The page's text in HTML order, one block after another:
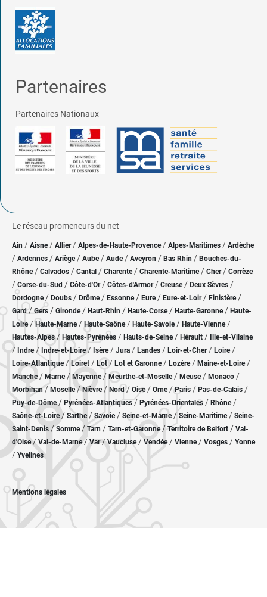
Partenaires
Partenaires Nationaux
Le réseau promeneurs du net
Ain / Aisne/ Allier/ Alpes-de-Haute-Provence / Alpes-Maritimes / Ardèche
/ Ardennes / Ariège/ Aube/ Aude / Aveyron / Bas Rhin / Bouches-du-
Rhône/ Calvados / Cantal / Charente / Charente-Maritime/ Cher / Corrèze
/ Corse-du-Sud / Côte-d'Or / Côtes-d'Armor/ Creuse/ Deux Sèvres /
Dordogne/ Doubs / Drôme/ Essonne / Eure/ Eure-et-Loir / Finistère/
Gard/Gers / Gironde/ Haut-Rhin / Haute-Corse/ Haute-Garonne/ Haute-
Loire/Haute-Marne/ Haute-Saône/ Haute-Savoie/ Haute-Vienne/
Hautes-Alpes/ Hautes-Pyrénées / Hauts-de-Seine/ Hérault / Ille-et-Vilaine
/ Indre/ Indre-et-Loire/ Isère/ Jura / Landes / Loir-et-Cher/ Loire/
Loire-Atlantique/ Loiret / Lot/ Lot et Garonne/ Lozère / Maine-et-Loire/
Manche/ Marne/ Mayenne/ Meurthe-et-Moselle/ Meuse/ Monaco /
Morbihan/ Moselle/ Nièvre / Nord/ Oise / Orne/Paris / Pas-de-Calais /
Puy-de-Dôme/ Pyrénées-Atlantiques / Pyrénées-Orientales / Rhône/
Saône-et-Loire/ Sarthe/ Savoie/ Seine-et-Marne/ Seine-Maritime/ Seine-
Saint-Denis /Somme/ Tarn / Tarn-et-Garonne/Territoire de Belfort / Val-
d'Oise/ Val-de-Marne/Var/Vaucluse/ Vendée/ Vienne/ Vosges / Yonne
/ Yvelines
Mentions légales